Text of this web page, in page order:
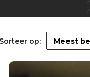
Sorteer op: